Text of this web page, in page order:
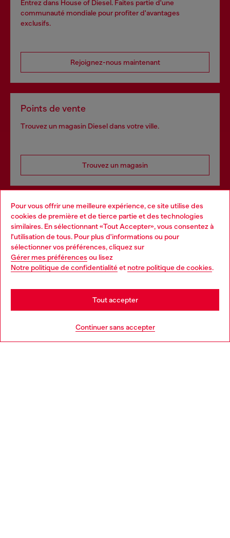
Pour vous offrir une meilleure expérience, ce site utilise des
cookies de première et de tierce partie et des technologies
similaires. En sélectionnant «Tout Accepter», vous consentez à
l'utilisation de tous. Pour plus d'informations ou pour
sélectionner vos préférences, cliquez sur
Gérer mes préférences ou lisez
Notre politique de confidentialitéet notre politique de cookies.
Continuer sans accepter
Tout accepter
Entrez dans House of Diesel. Faites partie d'une
communauté mondiale pour profiter d'avantages
exclusifs.
Rejoignez-nous maintenant
Points de vente
Trouvez un magasin Diesel dans votre ville.
Trouvez un magasin
Services omnicanaux
Découvrez tous nos services, en ligne et en magasin.
En savoir plus
Choose your location
You are currently browsing France website, but it seems you
may be based in United States